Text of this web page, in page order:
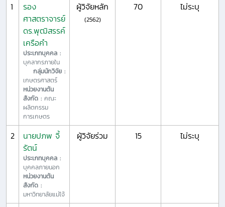
1
รอง
ศาสตราจารย์
ดร.พุฒิสรรค์
เครือคำ
ประเภทบุคคล :
บุคลากรภายใน
กลุ่มนักวิจัย :
เกษตรศาสตร์
หน่วยงานต้น
สังกัด : คณะ
ผลิตกรรม
การเกษตร
ผู้วิจัยหลัก
(2562)
70 ไม่ระบุ
2
นายปภพ จี้
รัตน์
ประเภทบุคคล :
บุคคลภายนอก
หน่วยงานต้น
สังกัด :
มหาวิทยาลัยแม่โจ้
ผู้วิจัยร่วม 15 ไม่ระบุ